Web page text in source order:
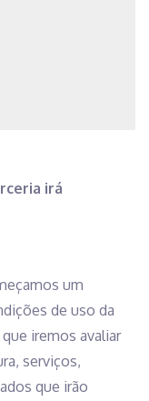
irá
um
de uso da
iremos avaliar
serviços,
que irão